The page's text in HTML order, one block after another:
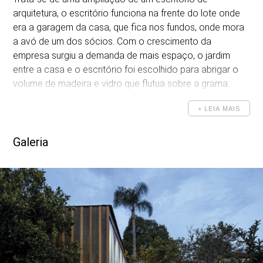
arquitetura, o escritório funciona na frente do lote onde
era a garagem da casa, que fica nos fundos, onde mora
a avó de um dos sócios. Com o crescimento da
empresa surgiu a demanda de mais espaço, o jardim
entre a casa e o escritório foi escolhido para abrigar o
volume de madeira e vidro que flutua sobre a grama.
Formado por pórticos de madeira, executados na
horizontal em um molde, foram erguidos um a um sobre
pilares de concreto.
Oeste) por empenas de cedro tipo “tábua e mata-junta”,
tecnologia vernácula, tradicional da época das
imigrações europeias em Curitiba.
As laterais maiores (Norte-Sul) são vedadas com vidro
temperado, na face Norte abrem para o muro com
trepadeira, já na Sul vidros fixos jateados dão a
+ LEIA MAIS
Galeria